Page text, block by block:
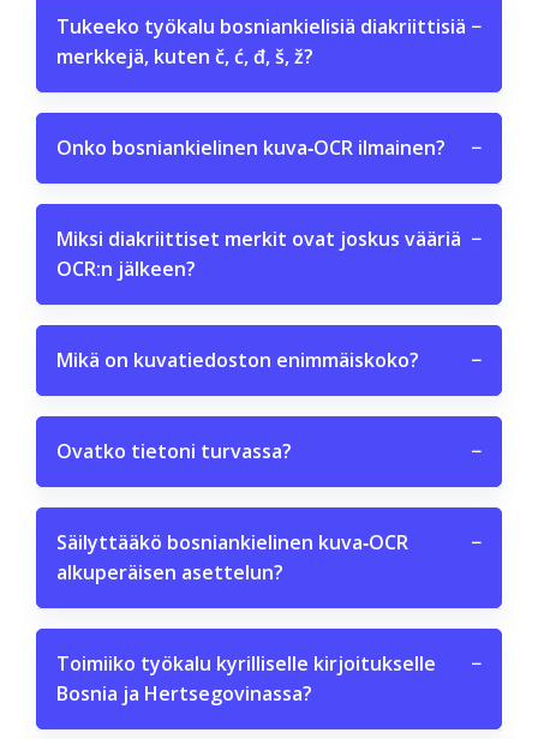
Tukeeko työkalu bosniankielisiä diakriittisiä
merkkejä, kuten č, ć, đ, š, ž?
−
Onko bosniankielinen kuva‑OCR ilmainen? −
Miksi diakriittiset merkit ovat joskus vääriä
OCR:n jälkeen?
−
Mikä on kuvatiedoston enimmäiskoko? −
Ovatko tietoni turvassa? −
Säilyttääkö bosniankielinen kuva‑OCR
alkuperäisen asettelun?
−
Toimiiko työkalu kyrilliselle kirjoitukselle
Bosnia ja Hertsegovinassa?
−